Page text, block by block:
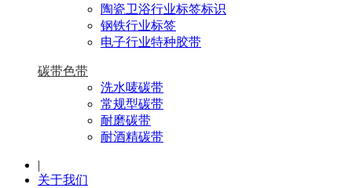
陶瓷卫浴行业标签标识
钢铁行业标签
电子行业特种胶带
碳带色带
洗水唛碳带
常规型碳带
耐磨碳带
耐酒精碳带
|
关于我们